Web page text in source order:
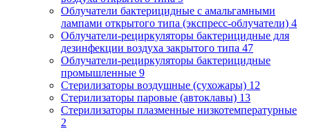
Облучатели бактерицидные с амальгамными
лампами открытого типа (экспресс-облучатели) 4
Облучатели-рециркуляторы бактерицидные для
дезинфекции воздуха закрытого типа 47
Облучатели-рециркуляторы бактерицидные
промышленные 9
Стерилизаторы воздушные (сухожары) 12
Стерилизаторы паровые (автоклавы) 13
Стерилизаторы плазменные низкотемпературные
2